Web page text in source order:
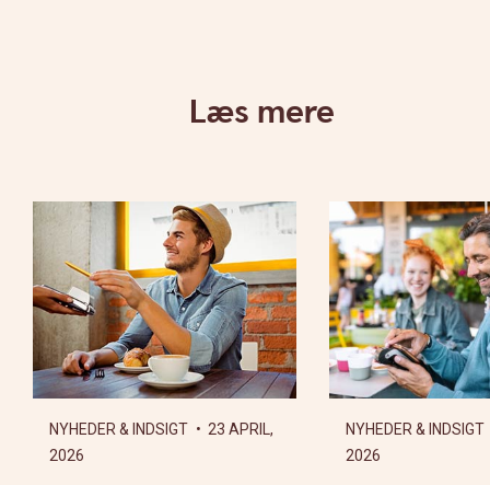
Læs mere
NYHEDER & INDSIGT • 23 APRIL,
2026
NYHEDER & INDSIGT
2026